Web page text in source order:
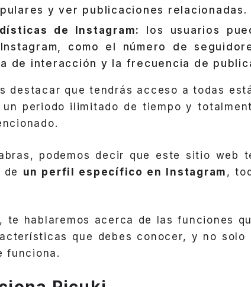
y ver publicaciones relacionadas.
de Instagram:
los usuarios
como el número de
de interacción y la frecuencia de
destacar que tendrás acceso a todas
un periodo ilimitado de tiempo y
podemos decir que este sitio web
de un perfil específico en Instagram ,
te hablaremos acerca de las funciones
que debes conocer, y no solo
funciona.